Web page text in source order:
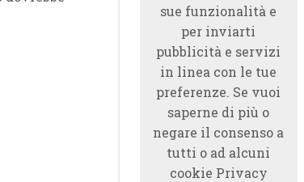
sue funzionalità e
per inviarti
pubblicità e servizi
in linea con le tue
preferenze. Se vuoi
saperne di più o
negare il consenso a
tutti o ad alcuni
cookie Privacy